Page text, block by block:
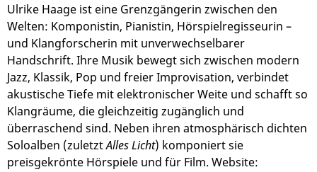
Ulrike Haage ist eine Grenzgängerin zwischen den
Welten: Komponistin, Pianistin, Hörspielregisseurin –
und Klangforscherin mit unverwechselbarer
Handschrift. Ihre Musik bewegt sich zwischen modern
Jazz, Klassik, Pop und freier Improvisation, verbindet
akustische Tiefe mit elektronischer Weite und schafft so
Klangräume, die gleichzeitig zugänglich und
überraschend sind. Neben ihren atmosphärisch dichten
Soloalben (zuletztAlles Licht) komponiert sie
preisgekrönte Hörspiele und für Film. Website: